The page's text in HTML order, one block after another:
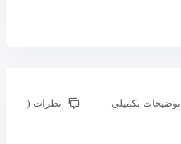
توضیحات تکمیلی نظرات (0)